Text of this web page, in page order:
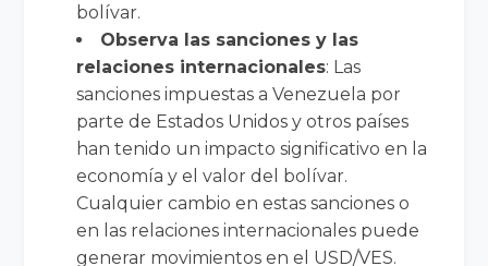
bolívar.
Observa las sanciones y las
relaciones internacionales: Las
sanciones impuestas a Venezuela por
parte de Estados Unidos y otros países
han tenido un impacto significativo en la
economía y el valor del bolívar.
Cualquier cambio en estas sanciones o
en las relaciones internacionales puede
generar movimientos en el USD/VES.